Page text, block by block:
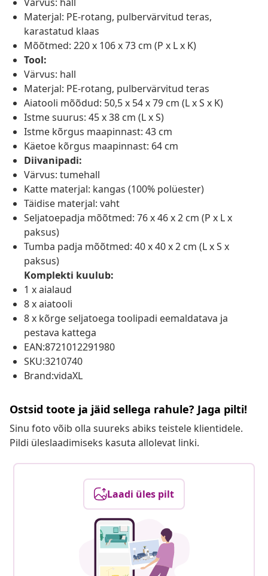
Materjal: PE-rotang, pulbervärvitud teras,
karastatud klaas
Mõõtmed: 220 x 106 x 73 cm (P x L x K)
Tool:
Värvus: hall
Materjal: PE-rotang, pulbervärvitud teras
Aiatooli mõõdud: 50,5 x 54 x 79 cm (L x S x K)
Istme suurus: 45 x 38 cm (L x S)
Istme kõrgus maapinnast: 43 cm
Käetoe kõrgus maapinnast: 64 cm
Diivanipadi:
Värvus: tumehall
Katte materjal: kangas (100% polüester)
Täidise materjal: vaht
Seljatoepadja mõõtmed: 76 x 46 x 2 cm (P x L x
paksus)
Tumba padja mõõtmed: 40 x 40 x 2 cm (L x S x
paksus)
Komplekti kuulub:
1 x aialaud
8 x aiatooli
8 x kõrge seljatoega toolipadi eemaldatava ja
pestava kattega
EAN:8721012291980
SKU:3210740
Brand:vidaXL
Ostsid toote ja jäid sellega rahule? Jaga pilti!
Sinu foto võib olla suureks abiks teistele klientidele.
Pildi üleslaadimiseks kasuta allolevat linki.
Laadi üles pilt